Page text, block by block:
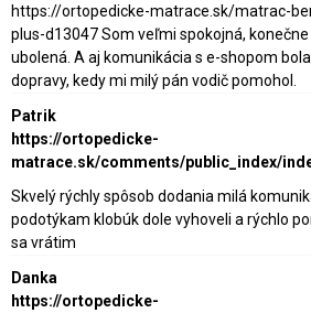
https://ortopedicke-matrace.sk/matrac-
plus-d13047 Som veľmi spokojná,
ubolená. A aj komunikácia s e-shopom
dopravy, kedy mi milý pán vodič pomohol.
Patrik
https://ortopedicke-
matrace.sk/comments/public_index/
Skvelý rýchly spôsob dodania milá
podotýkam klobúk dole vyhoveli a rýchlo
sa vrátim
Danka
https://ortopedicke-